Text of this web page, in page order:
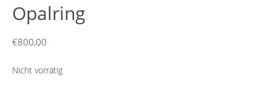
Opalring
€800,00
Nicht vorrätig